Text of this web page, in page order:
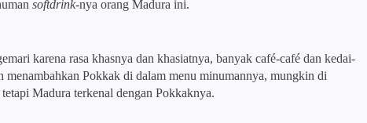
softdrink-nya orang Madura ini.
karena rasa khasnya dan khasiatnya, banyak café-café dan kedai-
menambahkan Pokkak di dalam menu minumannya, mungkin di
Madura terkenal dengan Pokkaknya.